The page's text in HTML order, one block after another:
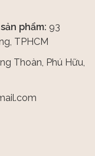
phẩm: 93
TPHCM
Thoàn, Phú Hữu,